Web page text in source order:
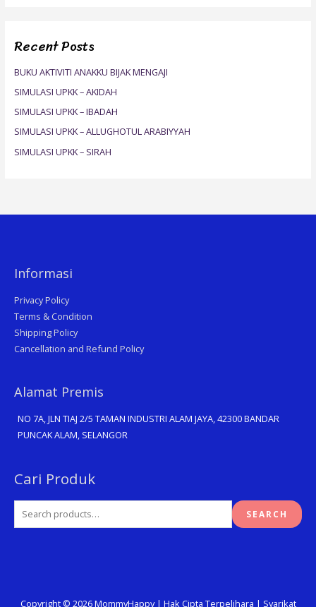
c
o
r
:
Recent Posts
BUKU AKTIVITI ANAKKU BIJAK MENGAJI
SIMULASI UPKK – AKIDAH
SIMULASI UPKK – IBADAH
SIMULASI UPKK – ALLUGHOTUL ARABIYYAH
SIMULASI UPKK – SIRAH
Informasi
Privacy Policy
Terms & Condition
Shipping Policy
Cancellation and Refund Policy
Alamat Premis
NO 7A, JLN TIAJ 2/5 TAMAN INDUSTRI ALAM JAYA, 42300 BANDAR
PUNCAK ALAM, SELANGOR
Cari Produk
Search
SEARCH
Copyright © 2026MommyHappy| Hak Cipta Terpelihara | Syarikat